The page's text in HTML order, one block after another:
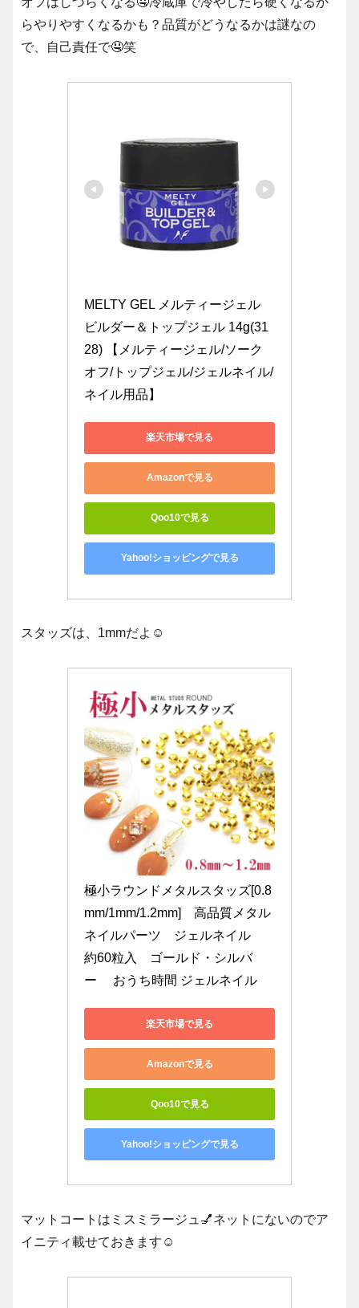
らやりやすくなるかも？品質がどうなるかは謎なの
で、自己責任で🤤笑
MELTY GEL メルティージェル
ビルダー＆トップジェル 14g(31
28) 【メルティージェル/ソーク
オフ/トップジェル/ジェルネイル/
ネイル用品】
楽天市場で見る
Amazonで見る
Qoo10で見る
Yahoo!ショッピングで見る
スタッズは、1mmだよ☺️
極小ラウンドメタルスタッズ[0.8
mm/1mm/1.2mm]　高品質メタル
ネイルパーツ　ジェルネイル
約60粒入　ゴールド・シルバ
ー　 おうち時間 ジェルネイル
楽天市場で見る
Amazonで見る
Qoo10で見る
Yahoo!ショッピングで見る
マットコートはミスミラージュ💅ネットにないのでア
イニティ載せておきます☺️